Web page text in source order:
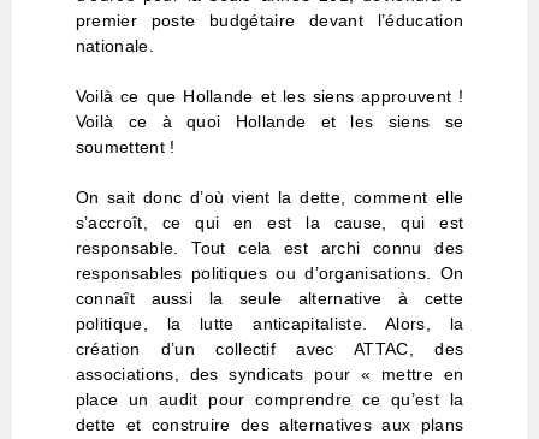
premier poste budgétaire devant l’éducation
nationale.
Voilà ce que Hollande et les siens approuvent !
Voilà ce à quoi Hollande et les siens se
soumettent !
On sait donc d’où vient la dette, comment elle
s’accroît, ce qui en est la cause, qui est
responsable. Tout cela est archi connu des
responsables politiques ou d’organisations. On
connaît aussi la seule alternative à cette
politique, la lutte anticapitaliste. Alors, la
création d’un collectif avec ATTAC, des
associations, des syndicats pour « mettre en
place un audit pour comprendre ce qu’est la
dette et construire des alternatives aux plans